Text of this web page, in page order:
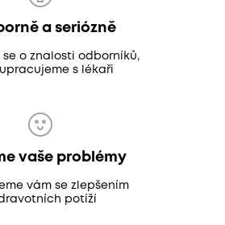
a seriózně
se o znalosti odborníků,
s lékaři
vaše problémy
vám se zlepšením
potíží